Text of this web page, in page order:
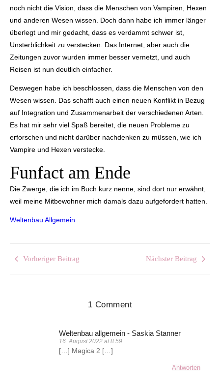
noch nicht die Vision, dass die Menschen von Vampiren, Hexen
und anderen Wesen wissen. Doch dann habe ich immer länger
überlegt und mir gedacht, dass es verdammt schwer ist,
Unsterblichkeit zu verstecken. Das Internet, aber auch die
Zeitungen zuvor wurden immer besser vernetzt, und auch
Reisen ist nun deutlich einfacher.
Deswegen habe ich beschlossen, dass die Menschen von den
Wesen wissen. Das schafft auch einen neuen Konflikt in Bezug
auf Integration und Zusammenarbeit der verschiedenen Arten.
Es hat mir sehr viel Spaß bereitet, die neuen Probleme zu
erforschen und nicht darüber nachdenken zu müssen, wie ich
Vampire und Hexen verstecke.
Funfact am Ende
Die Zwerge, die ich im Buch kurz nenne, sind dort nur erwähnt,
weil meine Mitbewohner mich damals dazu aufgefordert hatten.
Weltenbau Allgemein
Vorheriger Beitrag Nächster Beitrag
1 Comment
Weltenbau allgemein - Saskia Stanner
16. August 2022 at 8:59
[…] Magica 2 […]
Antworten